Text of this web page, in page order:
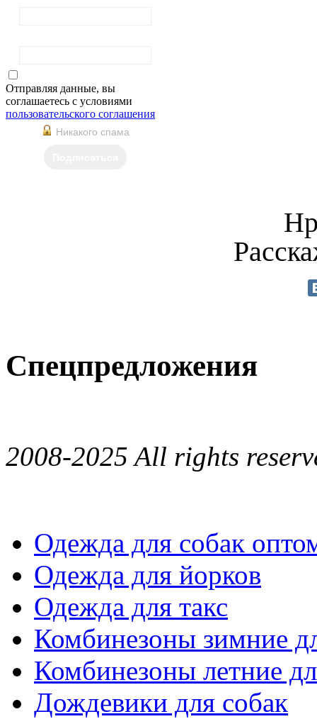
Отправляя данные, вы
соглашаетесь с условиями
пользовательского соглашения
Никакого спама
Спецпредложения
2008-2025 All rights
Одежда для собак
Одежда для йорков
Одежда для такс
Комбинезоны зимние
Комбинезоны летние
Дождевики для собак